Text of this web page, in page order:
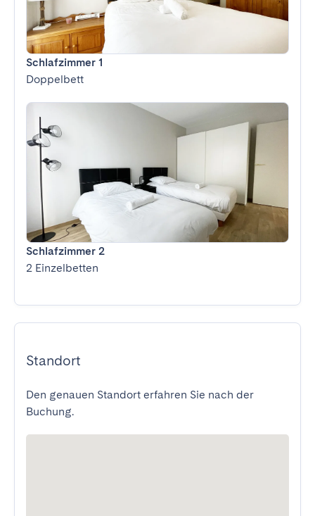
Schlafzimmer 1
Doppelbett
Schlafzimmer 2
2 Einzelbetten
Standort
Den genauen Standort erfahren Sie nach der
Buchung.